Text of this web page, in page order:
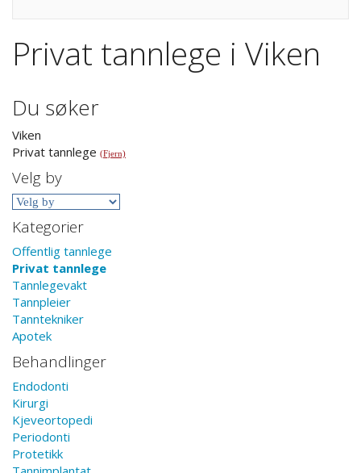
Privat tannlege i Viken
Du søker
Viken
Privat tannlege (Fjern)
Velg by
Kategorier
Offentlig tannlege
Privat tannlege
Tannlegevakt
Tannpleier
Tanntekniker
Apotek
Behandlinger
Endodonti
Kirurgi
Kjeveortopedi
Periodonti
Protetikk